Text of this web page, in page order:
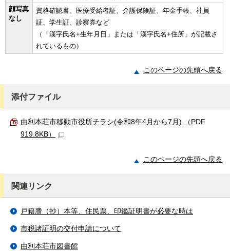
顔写真
なし
資格確認書、医療受給者証、介護保険証、年金手帳、社員
証、学生証、診察券など
（「漢字氏名+生年月日」または「漢字氏名+住所」が記載さ
れているもの）
このページの先頭へ戻る
添付ファイル
由利本荘市移動市役所チラシ(令和8年4月から7月) （PDF
919.8KB）
このページの先頭へ戻る
関連リンク
戸籍謄（抄）本等、住民票、印鑑証明書が必要な時は
市税諸証明の交付申請について
由利本荘市図書館